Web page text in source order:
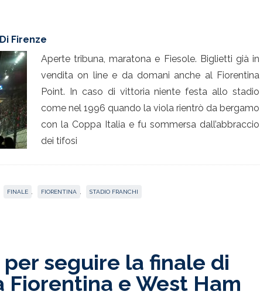
Firenze
Aperte tribuna, maratona e Fiesole. Biglietti già in
vendita on line e da domani anche al Fiorentina
Point. In caso di vittoria niente festa allo stadio
come nel 1996 quando la viola rientrò da bergamo
con la Coppa Italia e fu sommersa dall’abbraccio
dei tifosi
FINALE FIORENTINA STADIO FRANCHI
seguire la finale di
e West Ham